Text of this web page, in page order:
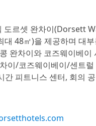
도르셋 완차이(Dorsett
대 48㎡)을 제공하며 대
완차이와 코즈웨이베
이/코즈웨이베이/센트
간 피트니스 센터, 회의